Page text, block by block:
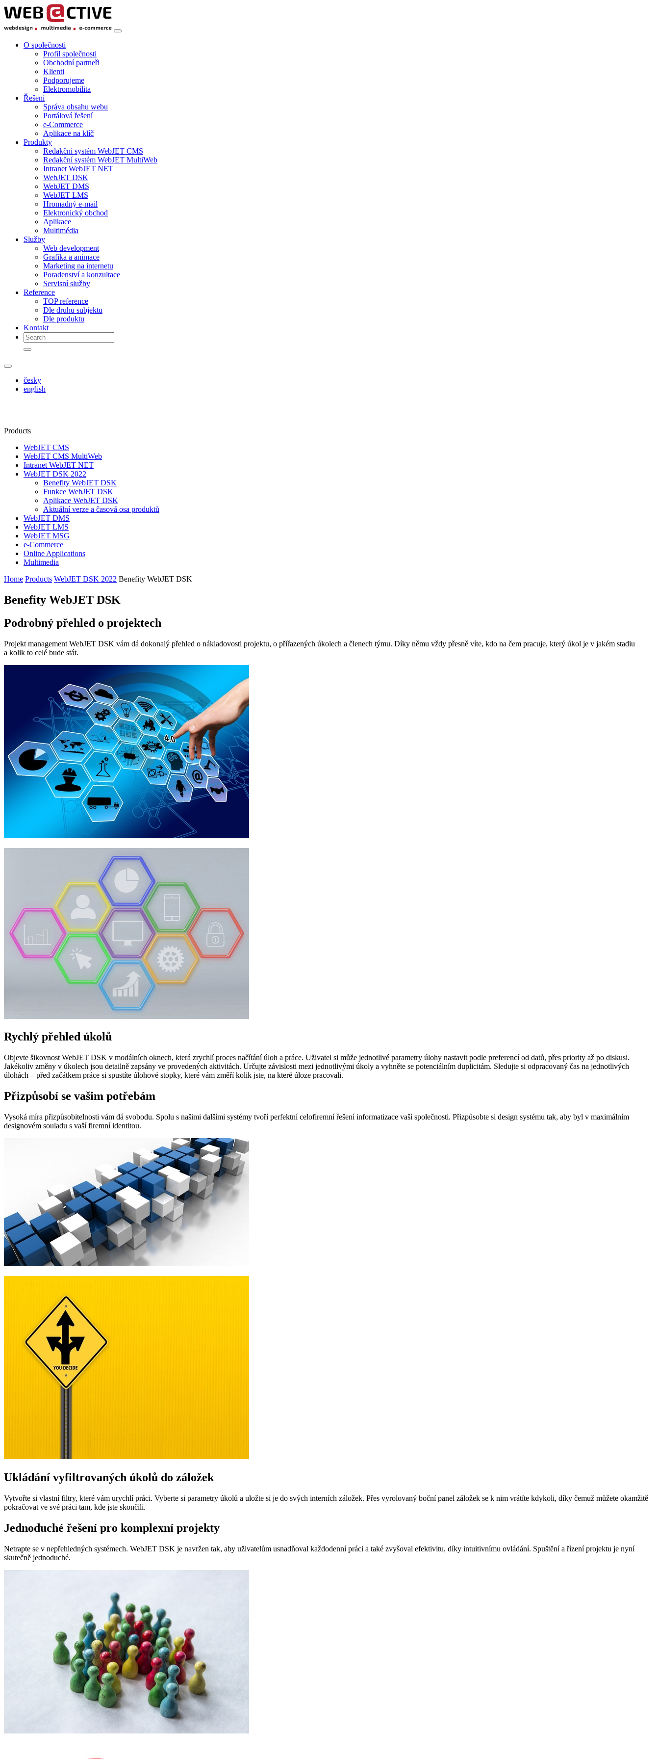
O společnosti
Profil společnosti
Obchodní partneři
Klienti
Podporujeme
Elektromobilita
Řešení
Správa obsahu webu
Portálová řešení
e-Commerce
Aplikace na klíč
Produkty
Redakční systém WebJET CMS
Redakční systém WebJET MultiWeb
Intranet WebJET NET
WebJET DSK
WebJET DMS
WebJET LMS
Hromadný e-mail
Elektronický obchod
Aplikace
Multimédia
Služby
Web development
Grafika a animace
Marketing na internetu
Poradenství a konzultace
Servisní služby
Reference
TOP reference
Dle druhu subjektu
Dle produktu
Kontakt
česky
english
Products
WebJET CMS
WebJET CMS MultiWeb
Intranet WebJET NET
WebJET DSK 2022
Benefity WebJET DSK
Funkce WebJET DSK
Aplikace WebJET DSK
Aktuální verze a časová osa produktů
WebJET DMS
WebJET LMS
WebJET MSG
e-Commerce
Online Applications
Multimedia
Home Products WebJET DSK 2022 Benefity WebJET DSK
Benefity WebJET DSK
Podrobný přehled o projektech
Projekt management WebJET DSK vám dá dokonalý přehled o nákladovosti projektu, o přiřazených úkolech a členech týmu. Díky němu vždy přesně víte, kdo na čem pracuje, který úkol je v jakém stadiu
a kolik to celé bude stát.
Rychlý přehled úkolů
Objevte šikovnost WebJET DSK v modálních oknech, která zrychlí proces načítání úloh a práce. Uživatel si může jednotlivé parametry úlohy nastavit podle preferencí od datů, přes priority až po diskusi.
Jakékoliv změny v úkolech jsou detailně zapsány ve provedených aktivitách. Určujte závislosti mezi jednotlivými úkoly a vyhněte se potenciálním duplicitám. Sledujte si odpracovaný čas na jednotlivých
úlohách – před začátkem práce si spustíte úlohové stopky, které vám změří kolik jste, na které úloze pracovali.
Přizpůsobí se vašim potřebám
Vysoká míra přizpůsobitelnosti vám dá svobodu. Spolu s našimi dalšími systémy tvoří perfektní celofiremní řešení informatizace vaší společnosti. Přizpůsobte si design systému tak, aby byl v maximálním
designovém souladu s vaší firemní identitou.
Ukládání vyfiltrovaných úkolů do záložek
Vytvořte si vlastní filtry, které vám urychlí práci. Vyberte si parametry úkolů a uložte si je do svých interních záložek. Přes vyrolovaný boční panel záložek se k nim vrátíte kdykoli, díky čemuž můžete okamžitě
pokračovat ve své práci tam, kde jste skončili.
Jednoduché řešení pro komplexní projekty
Netrapte se v nepřehledných systémech. WebJET DSK je navržen tak, aby uživatelům usnadňoval každodenní práci a také zvyšoval efektivitu, díky intuitivnímu ovládání. Spuštění a řízení projektu je nyní
skutečně jednoduché.